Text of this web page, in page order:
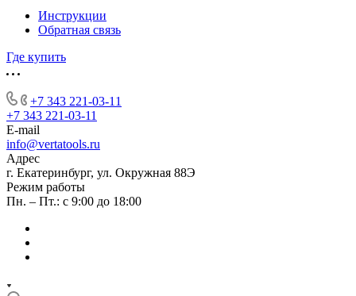
Инструкции
Обратная связь
Где купить
+7 343 221-03-11
+7 343 221-03-11
E-mail
info@vertatools.ru
Адрес
г. Екатеринбург, ул. Окружная 88Э
Режим работы
Пн. – Пт.: с 9:00 до 18:00